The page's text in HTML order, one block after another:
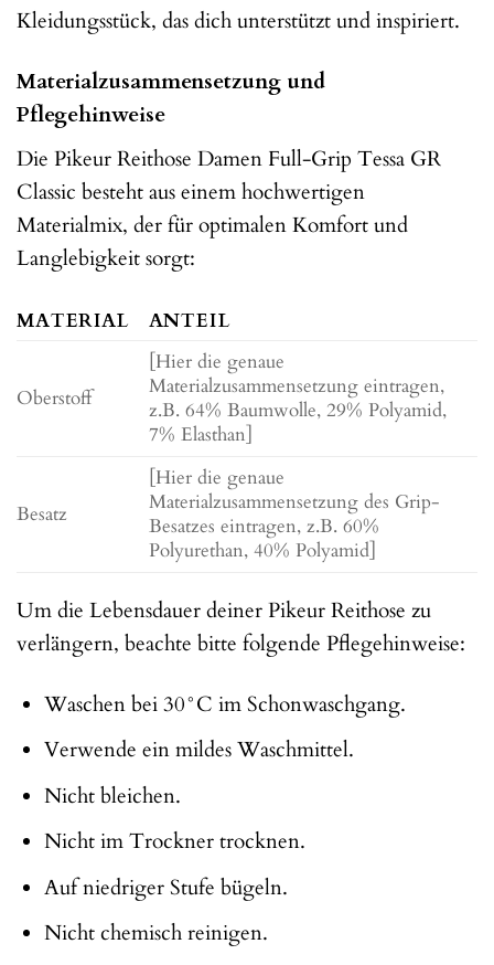
Kleidungsstück, das dich unterstützt und inspiriert.
Materialzusammensetzung und
Pflegehinweise
Die Pikeur Reithose Damen Full-Grip Tessa GR
Classic besteht aus einem hochwertigen
Materialmix, der für optimalen Komfort und
Langlebigkeit sorgt:
MATERIAL ANTEIL
Oberstoff
[Hier die genaue
Materialzusammensetzung eintragen,
z.B. 64% Baumwolle, 29% Polyamid,
7% Elasthan]
Besatz
[Hier die genaue
Materialzusammensetzung des Grip-
Besatzes eintragen, z.B. 60%
Polyurethan, 40% Polyamid]
Um die Lebensdauer deiner Pikeur Reithose zu
verlängern, beachte bitte folgende Pflegehinweise:
Waschen bei 30°C im Schonwaschgang.
Verwende ein mildes Waschmittel.
Nicht bleichen.
Nicht im Trockner trocknen.
Auf niedriger Stufe bügeln.
Nicht chemisch reinigen.